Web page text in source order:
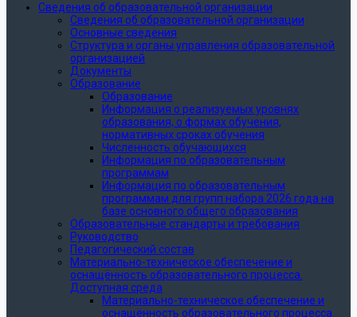
Сведения об образовательной организации
Сведения об образовательной организации
Основные сведения
Структура и органы управления образовательной
организацией
Документы
Образование
Образование
Информация о реализуемых уровнях
образования, о формах обучения,
нормативных сроках обучения
Численность обучающихся
Информация по образовательным
программам
Информация по образовательным
программам для групп набора 2026 года на
базе основного общего образования
Образовательные стандарты и требования
Руководство
Педагогический состав
Материально-техническое обеспечение и
оснащённость образовательного процесса.
Доступная среда
Материально-техническое обеспечение и
оснащённость образовательного процесса.